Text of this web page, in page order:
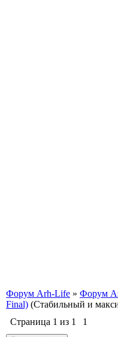
Форум Arh-Life » Форум
Final) (Стабильный и
Страница 1 из 1 1